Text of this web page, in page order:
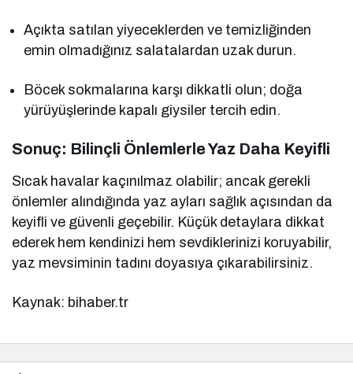
Açıkta satılan yiyeceklerden ve temizliğinden
emin olmadığınız salatalardan uzak durun.
Böcek sokmalarına karşı dikkatli olun; doğa
yürüyüşlerinde kapalı giysiler tercih edin.
Sonuç: Bilinçli Önlemlerle Yaz Daha Keyifli
Sıcak havalar kaçınılmaz olabilir; ancak gerekli
önlemler alındığında yaz ayları sağlık açısından da
keyifli ve güvenli geçebilir. Küçük detaylara dikkat
ederek hem kendinizi hem sevdiklerinizi koruyabilir,
yaz mevsiminin tadını doyasıya çıkarabilirsiniz.
Kaynak: bihaber.tr